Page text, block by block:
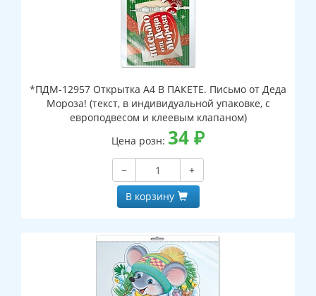
*ПДМ-12957 Открытка А4 В ПАКЕТЕ. Письмо от Деда
Мороза! (текст, в индивидуальной упаковке, с
европодвесом и клеевым клапаном)
Цена розн: 34₽
−
+
В корзину